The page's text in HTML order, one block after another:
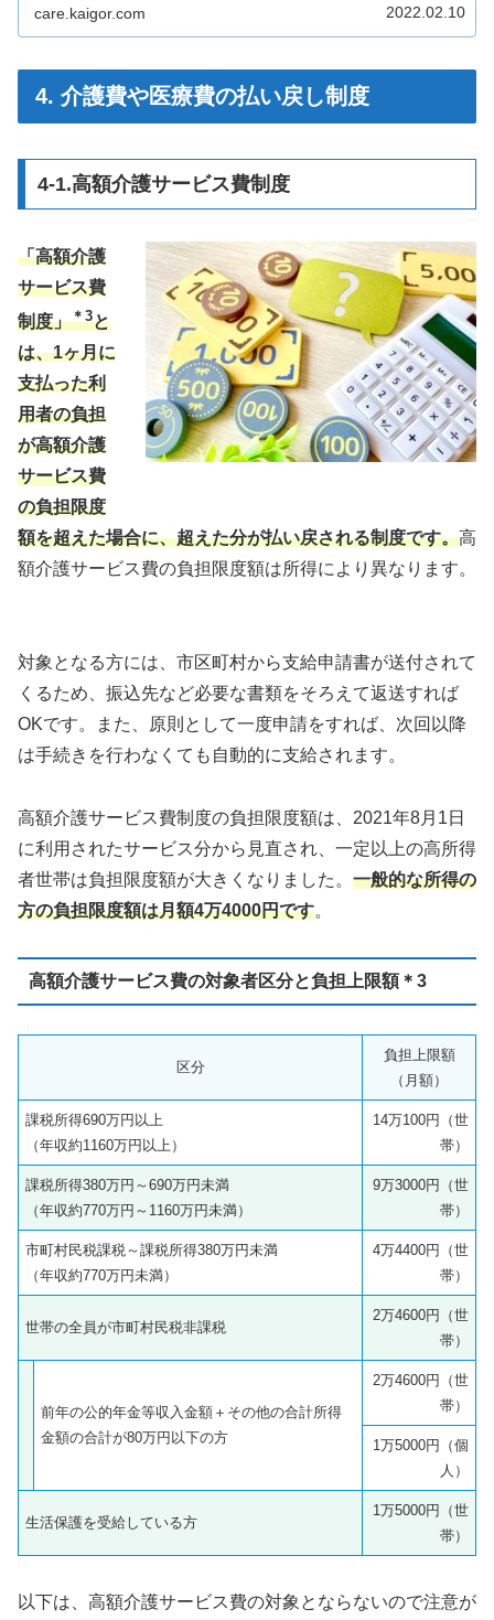
care.kaigor.com 2022.02.10
4. 介護費や医療費の払い戻し制度
4-1.高額介護サービス費制度
「高額介護
サービス費
制度」 ＊3と
は、1ヶ月に
支払った利
用者の負担
が高額介護
サービス費
の負担限度
額を超えた場合に、超えた分が払い戻される制度です。高
額介護サービス費の負担限度額は所得により異なります。
対象となる方には、市区町村から支給申請書が送付されて
くるため、振込先など必要な書類をそろえて返送すれば
OKです。また、原則として一度申請をすれば、次回以降
は手続きを行わなくても自動的に支給されます。
高額介護サービス費制度の負担限度額は、2021年8月1日
に利用されたサービス分から見直され、一定以上の高所得
者世帯は負担限度額が大きくなりました。 一般的な所得の
方の負担限度額は月額4万4000円です。
高額介護サービス費の対象者区分と負担上限額＊3
区分
負担上限額
（月額）
課税所得690万円以上
（年収約1160万円以上）
14万100円（世
帯）
課税所得380万円～690万円未満
（年収約770万円～1160万円未満）
9万3000円（世
帯）
市町村民税課税～課税所得380万円未満
（年収約770万円未満）
4万4400円（世
帯）
世帯の全員が市町村民税非課税
2万4600円（世
帯）
前年の公的年金等収入金額＋その他の合計所得
金額の合計が80万円以下の方
2万4600円（世
帯）
1万5000円（個
人）
生活保護を受給している方
1万5000円（世
帯）
以下は、高額介護サービス費の対象とならないので注意が